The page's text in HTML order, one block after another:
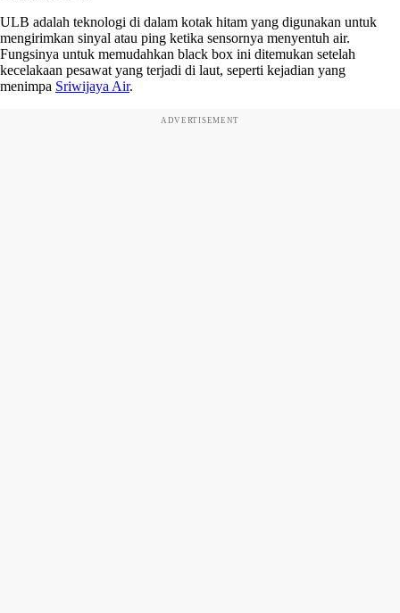
ULB adalah teknologi di dalam kotak hitam yang digunakan untuk
mengirimkan sinyal atau ping ketika sensornya menyentuh air.
Fungsinya untuk memudahkan black box ini ditemukan setelah
kecelakaan pesawat yang terjadi di laut, seperti kejadian yang
menimpa Sriwijaya Air.
ADVERTISEMENT